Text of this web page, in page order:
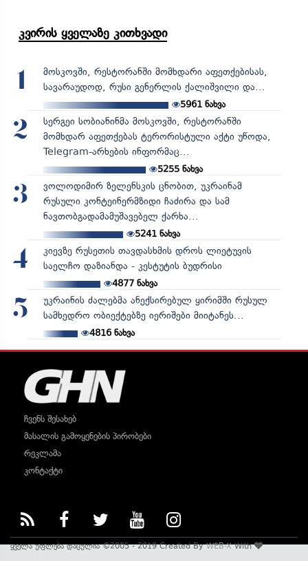
კვირის ყველაზე კითხვადი
1
მოსკოვში, რესტორანში მომხდარი აფეთქებისას,
სავარაუდოდ, რუსი გენერლის ქალიშვილი და...
5961 ნახვა
2
სერგეი სობიანინმა მოსკოვში, რესტორანში
მომხდარ აფეთქებას ტერორისტული აქტი უწოდა,
Telegram-არხების ინფორმაც...
5255ნახვა
3
ვოლოდიმირ ზელენსკის ცნობით, უკრაინამ
რუსული კონტეინერმზიდი ჩაძირა და სამ
ნავთობგადამამუშავებელ ქარხა...
5241ნახვა
4
კიევზე რუსეთის თავდასხმის დროს ლიეტუვის
საელჩო დაზიანდა - კესტუტის ბუდრისი
4877ნახვა
5
უკრაინის ძალებმა ანექსირებულ ყირიმში რუსულ
სამხედრო ობიექტებზე იერიშები მიიტანეს...
4816ნახვა
ჩვენს შესახებ
მასალის გამოყენების პირობები
რეკლამა
კონტაქტი
ყველა უფლება დაცულია ©2005 - 2019 Created ByWEB-XWith